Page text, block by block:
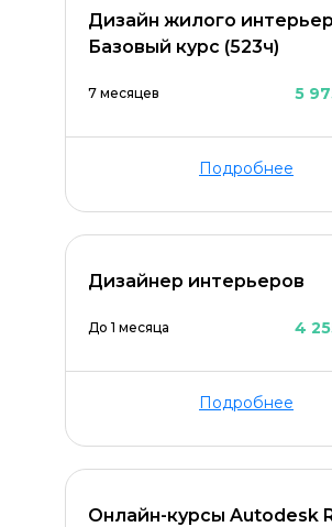
Дизайн жилого
Базовый курс (523ч)
7 месяцев 5
Подробнее
Дизайнер интерьеров
До 1 месяца 4
Подробнее
Онлайн-курсы Autodesk